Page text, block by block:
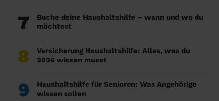
7
Buche deine Haushaltshilfe – wann und wo du
möchtest
8
Versicherung Haushaltshilfe: Alles, was du
2026 wissen musst
9
Haushaltshilfe für Senioren: Was Angehörige
wissen sollen